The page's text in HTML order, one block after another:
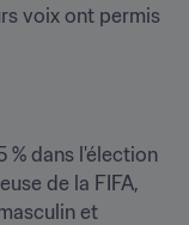
voix ont permis
% dans l'élection
de la FIFA,
et